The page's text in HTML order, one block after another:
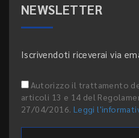
NEWSLETTER
Iscrivendoti riceverai via
Autorizzo il trattamento
articoli 13 e 14 del
27/04/2016. Leggi